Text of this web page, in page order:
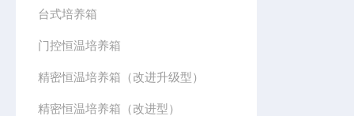
台式培养箱
门控恒温培养箱
精密恒温培养箱（改进升级型）
精密恒温培养箱（改进型）